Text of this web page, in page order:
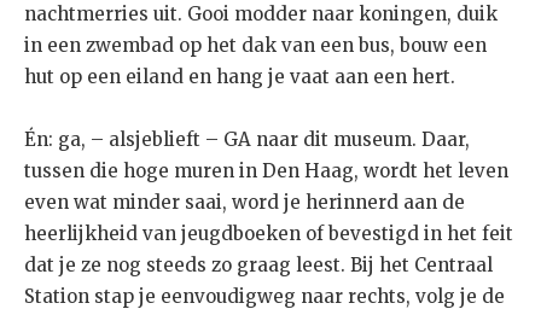
nachtmerries uit. Gooi modder naar koningen, duik
in een zwembad op het dak van een bus, bouw een
hut op een eiland en hang je vaat aan een hert.
Én: ga, – alsjeblieft – GA naar dit museum. Daar,
tussen die hoge muren in Den Haag, wordt het leven
even wat minder saai, word je herinnerd aan de
heerlijkheid van jeugdboeken of bevestigd in het feit
dat je ze nog steeds zo graag leest. Bij het Centraal
Station stap je eenvoudigweg naar rechts, volg je de